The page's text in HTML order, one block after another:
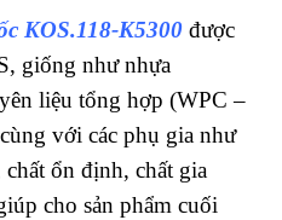
KOS.118-K5300 được
giống như nhựa
liệu tổng hợp (WPC –
với các phụ gia như
chất ổn định, chất gia
cho sản phẩm cuối